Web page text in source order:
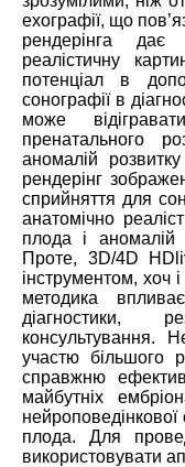
ехографії, що
рендерінга
реалістичну
потенціал в
сонографії в
може
пренатального
аномалій
рендерінг
сприйняття для
анатомічно
плода і аномалій
Проте, 3D/4D
інструментом, хоч
методика
діагностики,
консультування.
участю більшого
справжню
майбутніх
нейроповедінкової
плода. Для
використовувати